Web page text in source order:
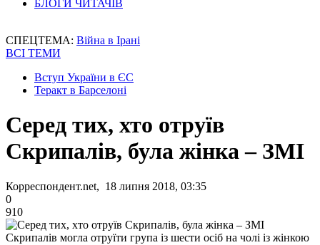
БЛОГИ ЧИТАЧІВ
СПЕЦТЕМА: Війна в Ірані
ВСІ ТЕМИ
Вступ України в ЄС
Теракт в Барселоні
Серед тих, хто отруїв
Скрипалів, була жінка – ЗМІ
Корреспондент.net, 18 липня 2018, 03:35
0
910
Скрипалів могла отруїти група із шести осіб на чолі із жінкою